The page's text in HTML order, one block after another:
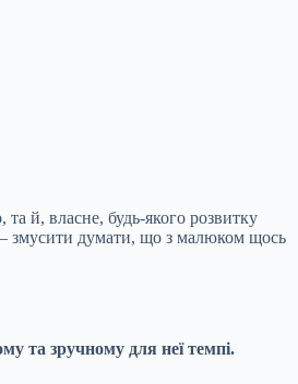
й, власне, будь-якого розвитку
– змусити думати, що з малюком щось
та зручному для неї темпі.